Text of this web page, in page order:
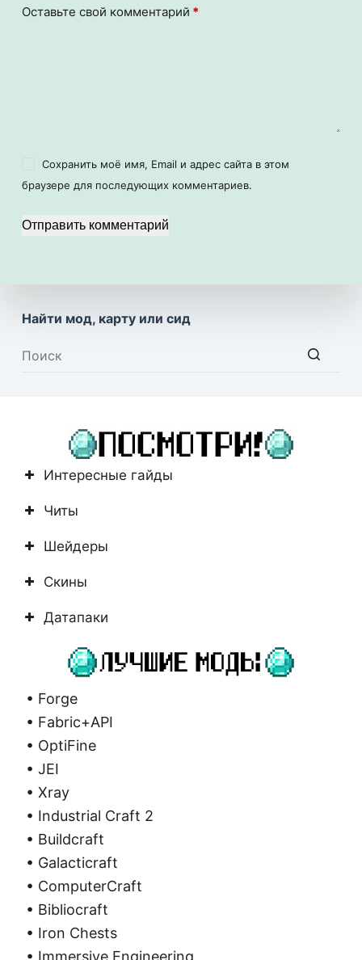
Оставьте свой комментарий *
Сохранить моё имя, Email и адрес сайта в этом
браузере для последующих комментариев.
Отправить комментарий
Найти мод, карту или сид
Интересные гайды
Читы
Шейдеры
Скины
Датапаки
• Forge
• Fabric+API
• OptiFine
• JEI
• Xray
• Industrial Craft 2
• Buildcraft
• Galacticraft
• ComputerCraft
• Bibliocraft
• Iron Chests